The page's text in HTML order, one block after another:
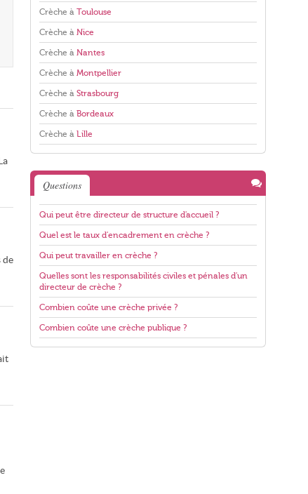
de
Crèche à Toulouse
Crèche à Nice
Crèche à Nantes
Crèche à Montpellier
Crèche à Strasbourg
Crèche à Bordeaux
Crèche à Lille
Questions
Qui peut être directeur de structure d'accueil ?
Quel est le taux d'encadrement en crèche ?
Qui peut travailler en crèche ?
Quelles sont les responsabilités civiles et pénales d'un
directeur de crèche ?
Combien coûte une crèche privée ?
Combien coûte une crèche publique ?